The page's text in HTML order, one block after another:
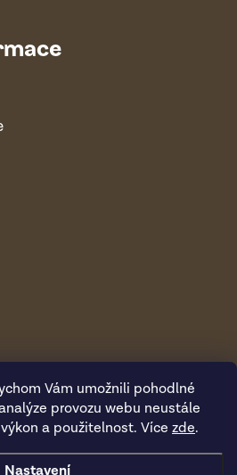
Vám umožnili pohodlné
provozu webu neustále
a použitelnost. Více zde.
Nastavení